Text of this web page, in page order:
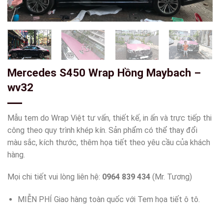
Mercedes S450 Wrap Hồng Maybach –
wv32
Mẫu tem do Wrap Việt tư vấn, thiết kế, in ấn và trực tiếp thi
công theo quy trình khép kín. Sản phẩm có thể thay đổi
màu sắc, kích thước, thêm họa tiết theo yêu cầu của khách
hàng.
Mọi chi tiết vui lòng liên hệ: 0964 839 434 (Mr. Tương)
MIỄN PHÍ Giao hàng toàn quốc với Tem họa tiết ô tô.